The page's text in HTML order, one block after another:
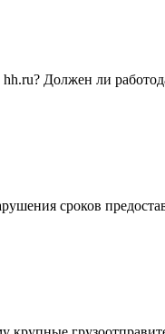
Должен ли
сроков